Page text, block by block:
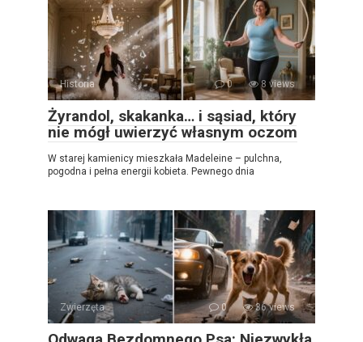
Historia 0 8 views
Żyrandol, skakanka… i sąsiad, który
nie mógł uwierzyć własnym oczom
W starej kamienicy mieszkała Madeleine – pulchna,
pogodna i pełna energii kobieta. Pewnego dnia
Zwierzęta 0 36 views